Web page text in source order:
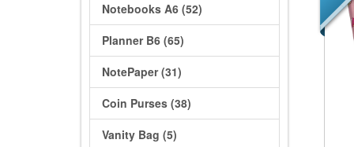
Notebooks A6 (52)
Planner B6 (65)
NotePaper (31)
Coin Purses (38)
Vanity Bag (5)